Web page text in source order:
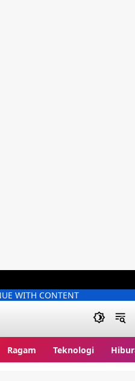
WITH CONTENT
Ragam Teknologi